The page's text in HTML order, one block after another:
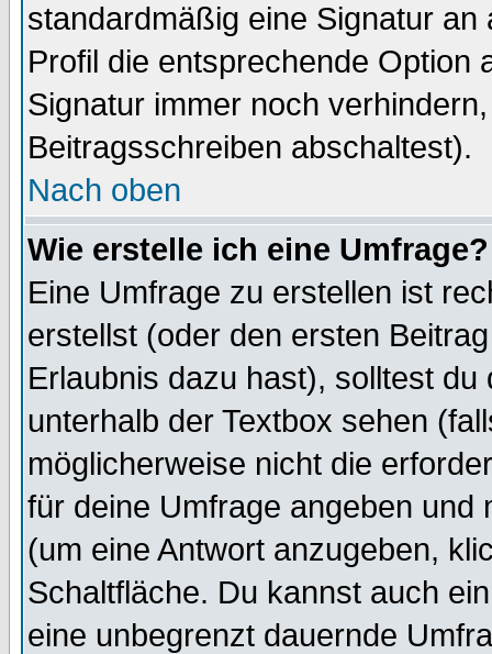
standardmäßig eine Signatur
Profil die entsprechende Option
Signatur immer noch
Beitragsschreiben abschaltest).
Nach oben
Wie erstelle ich eine Umfrage?
Eine Umfrage zu erstellen ist
erstellst (oder den ersten
Erlaubnis dazu hast), solltest
unterhalb der Textbox sehen
möglicherweise nicht die
für deine Umfrage angeben und
(um eine Antwort anzugeben,
Schaltfläche. Du kannst auch
eine unbegrenzt dauernde